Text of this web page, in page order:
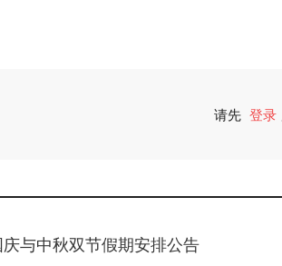
请先 登录
与中秋双节假期安排公告